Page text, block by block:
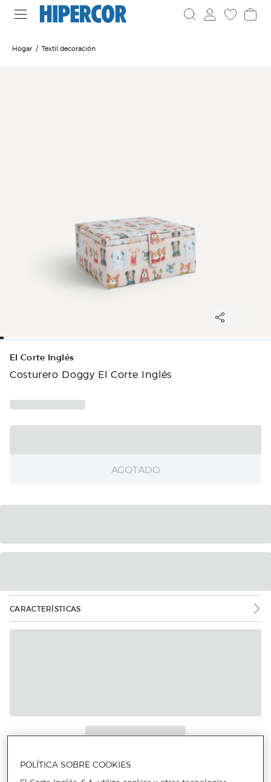
Hogar Textil decoración
El Corte Inglés
Costurero Doggy El Corte Inglés
AGOTADO
CARACTERÍSTICAS
POLÍTICA SOBRE COOKIES